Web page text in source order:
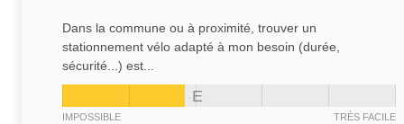
Dans la commune ou à proximité, trouver un
stationnement vélo adapté à mon besoin (durée,
sécurité...) est...
E
IMPOSSIBLE TRÈS FACILE